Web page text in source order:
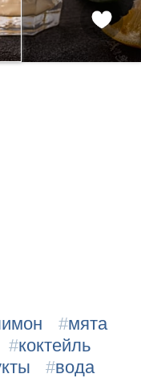
#мята
#коктейль
#вода